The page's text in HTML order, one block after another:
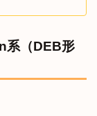
系（DEB形